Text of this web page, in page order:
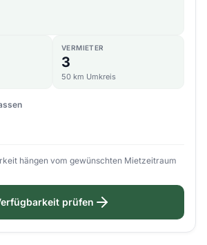
VERMIETER
3
50 km Umkreis
hängen vom gewünschten Mietzeitraum
prüfen